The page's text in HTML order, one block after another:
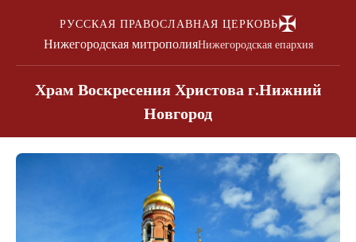
РУССКАЯ ПРАВОСЛАВНАЯ ЦЕРКОВЬ✠
Нижегородская митрополияНижегородская епархия
Храм Воскресения Христова г.Нижний
Новгород